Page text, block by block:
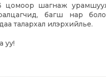
цомоор шагнаж
багш нар
талархал илэрхийлье.
уу!